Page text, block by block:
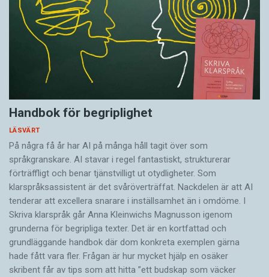
Handbok för begriplighet
LÄSVÄRT
På några få år har AI på många håll tagit över som
språkgranskare. AI stavar i regel fantastiskt, strukturerar
förträffligt och benar tjänstvilligt ut otydligheter. Som
klarspråksassistent är det svår­överträffat. Nack­delen är att AI
tenderar att excellera snarare i inställsamhet än i omdöme. I
Skriva klarspråk går Anna Kleinwichs Magnusson igenom
grunderna för begripliga texter. Det är en kortfattad och
grundläggande handbok där dom konkreta exemplen gärna
hade fått vara fler. Frågan är hur mycket hjälp en osäker
skribent får av tips som att hitta ”ett budskap som väcker